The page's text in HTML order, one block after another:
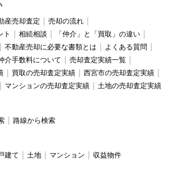
産売却査定
売却の流れ
ト
相続相談
「仲介」と「買取」の違い
不動産売却に必要な書類とは
よくある質問
介手数料について
売却査定実績一覧
買取の売却査定実績
西宮市の売却査定実績
マンションの売却査定実績 土地の売却査定実績
路線から検索
建て 土地 マンション 収益物件